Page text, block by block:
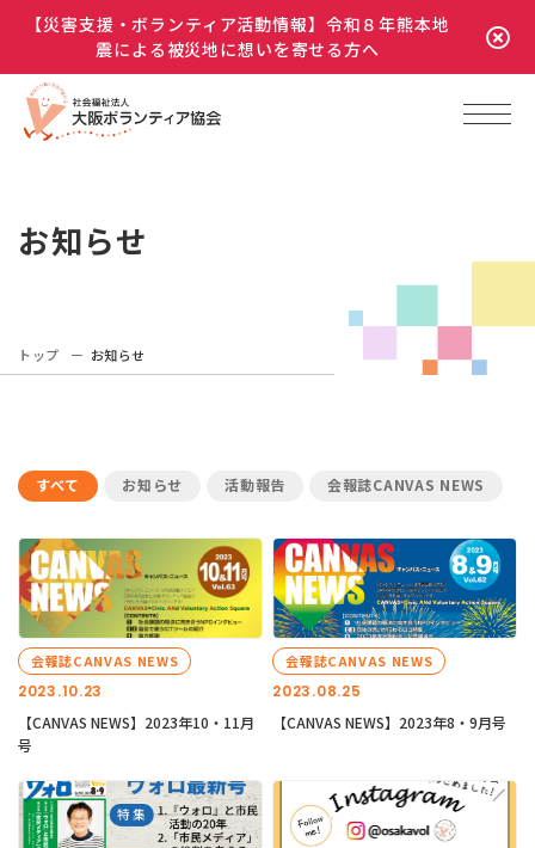
【災害支援・ボランティア活動情報】令和８年熊本地
震による被災地に想いを寄せる方へ
お知らせ
トップ お知らせ
すべて お知らせ 活動報告 会報誌CANVAS NEWS
2023.10.23
会報誌CANVAS NEWS
【CANVAS NEWS】2023年10・11月
号
2023.08.25
会報誌CANVAS NEWS
【CANVAS NEWS】2023年8・9月号